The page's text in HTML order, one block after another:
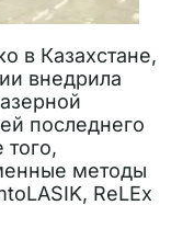
в Казахстане,
внедрила
последнего
методы
ReLEx